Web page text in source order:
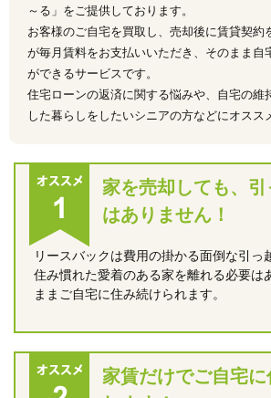
～る」をご提供しております。
お客様のご自宅を買取し、売却後に賃貸契約
が毎月賃料をお支払いいただき、そのまま自
ができるサービスです。
住宅ローンの返済に関する悩みや、自宅の維
した暮らしをしたいシニアの方などにオスス
家を売却しても、
はありません！
リースバックは費用の掛かる面倒な引っ
住み慣れた愛着のある家を離れる必要は
ままご自宅に住み続けられます。
家賃だけでご自宅に